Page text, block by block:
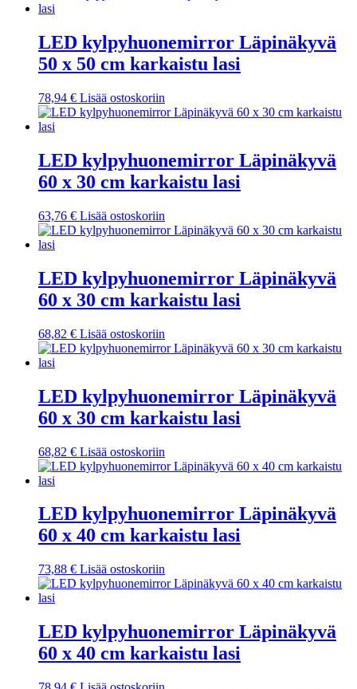
LED kylpyhuonemirror Läpinäkyvä
50 x 50 cm karkaistu lasi
78,94 € Lisää ostoskoriin
LED kylpyhuonemirror Läpinäkyvä
60 x 30 cm karkaistu lasi
63,76 € Lisää ostoskoriin
LED kylpyhuonemirror Läpinäkyvä
60 x 30 cm karkaistu lasi
68,82 € Lisää ostoskoriin
LED kylpyhuonemirror Läpinäkyvä
60 x 30 cm karkaistu lasi
68,82 € Lisää ostoskoriin
LED kylpyhuonemirror Läpinäkyvä
60 x 40 cm karkaistu lasi
73,88 € Lisää ostoskoriin
LED kylpyhuonemirror Läpinäkyvä
60 x 40 cm karkaistu lasi